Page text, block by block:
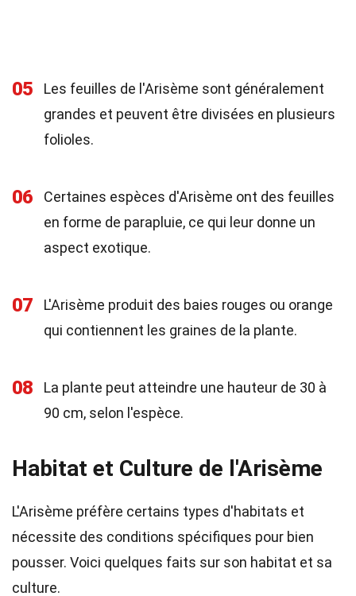
05
Les feuilles de l'Arisème sont généralement
grandes et peuvent être divisées en plusieurs
folioles.
06
Certaines espèces d'Arisème ont des feuilles
en forme de parapluie, ce qui leur donne un
aspect exotique.
07
L'Arisème produit des baies rouges ou orange
qui contiennent les graines de la plante.
08
La plante peut atteindre une hauteur de 30 à
90 cm, selon l'espèce.
Habitat et Culture de l'Arisème
L'Arisème préfère certains types d'habitats et
nécessite des conditions spécifiques pour bien
pousser. Voici quelques faits sur son habitat et sa
culture.